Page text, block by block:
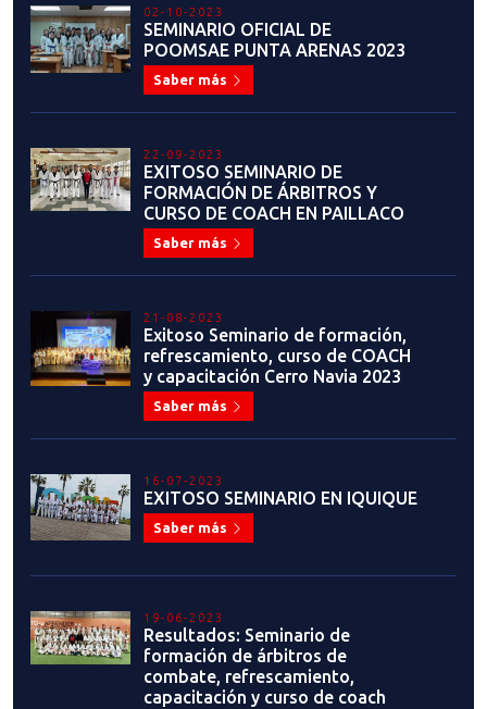
02-10-2023
SEMINARIO OFICIAL DE
POOMSAE PUNTA ARENAS 2023
Saber más
22-09-2023
EXITOSO SEMINARIO DE
FORMACIÓN DE ÁRBITROS Y
CURSO DE COACH EN PAILLACO
Saber más
21-08-2023
Exitoso Seminario de formación,
refrescamiento, curso de COACH
y capacitación Cerro Navia 2023
Saber más
16-07-2023
EXITOSO SEMINARIO EN IQUIQUE
Saber más
19-06-2023
Resultados: Seminario de
formación de árbitros de
combate, refrescamiento,
capacitación y curso de coach